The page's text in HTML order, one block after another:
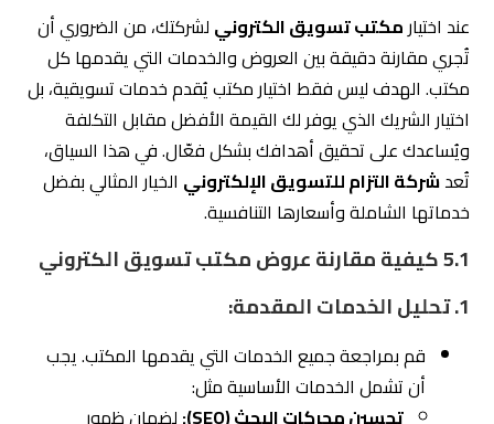
شركة التزام للتسويق الإلكتروني تُقدم جميع هذه الخدمات
بشكل متكامل لضمان تحقيق أفضل النتائج.
2. مراجعة سابقة الأعمال والتوصيات:
تحقق من المشاريع السابقة التي نفذها المكتب.
اسأل عن أمثلة على حملات ناجحة أدارها المكتب لمعرفة
مدى تأثير خدماته.
عن الخدمات.
من العملاء، مما يمنحك الثقة في اختيارها.